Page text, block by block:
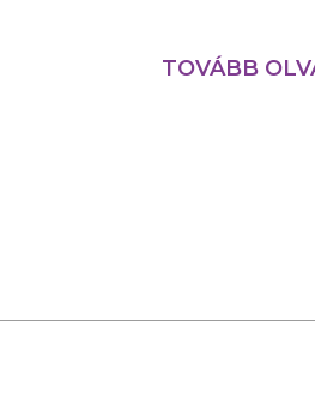
TOVÁBB